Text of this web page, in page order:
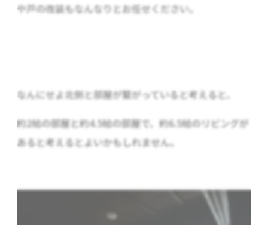
や戸の改装もなんなりとお任せください。
なんにせよ北側と部屋が繋がっていると考えると、
約2帖の部屋と約4.5帖の部屋で、約6.5帖のリビングが
あると考えるとよいかもしれません。